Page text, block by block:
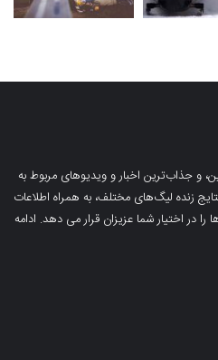
و جذاب‌ترین اخبار و ویدیوهای مربوط به
زنده لیگ‌های مختلف، به همراه اطلاعات
را در اختیار شما عزیزان قرار می دهد. ادامه